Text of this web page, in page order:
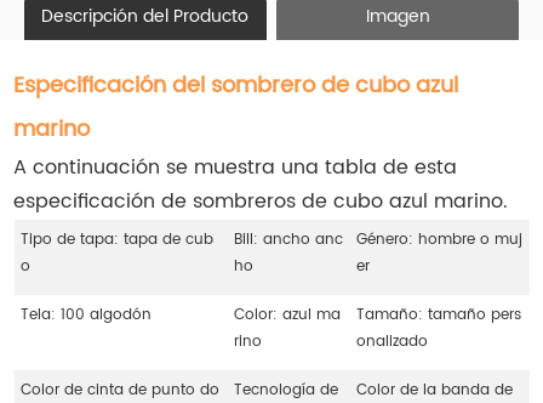
Descripción del Producto Imagen
Especificación del sombrero de cubo azul
marino
A continuación se muestra una tabla de esta
especificación de sombreros de cubo azul marino.
Tipo de tapa: tapa de cub
o
Bill: ancho anc
ho
Género: hombre o muj
er
Tela: 100 algodón
Color: azul ma
rino
Tamaño: tamaño pers
onalizado
Color de cinta de punto do
Tecnología de
Color de la banda de